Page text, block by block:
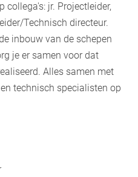
collega's: jr. Projectleider,
Technisch directeur.
inbouw van de schepen
je er samen voor dat
Alles samen met
technisch specialisten op